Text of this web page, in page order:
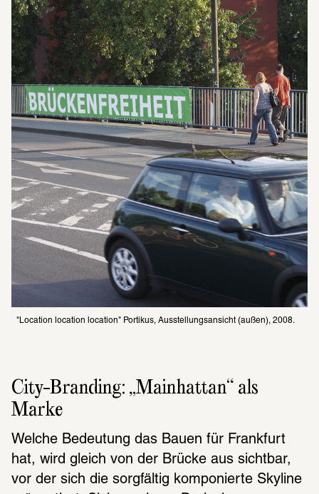
"Location location location" Portikus, Ausstellungsansicht (außen), 2008.
City-Branding: „Mainhattan“ als
Marke
Welche Bedeutung das Bauen für Frankfurt
hat, wird gleich von der Brücke aus sichtbar,
vor der sich die sorgfältig komponierte Skyline